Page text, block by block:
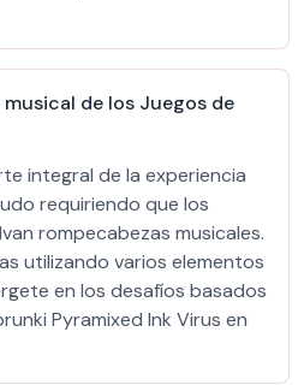
de los Juegos de
integral de la experiencia
requiriendo que los
rompecabezas musicales.
utilizando varios elementos
en los desafíos basados
Pyramixed Ink Virus en